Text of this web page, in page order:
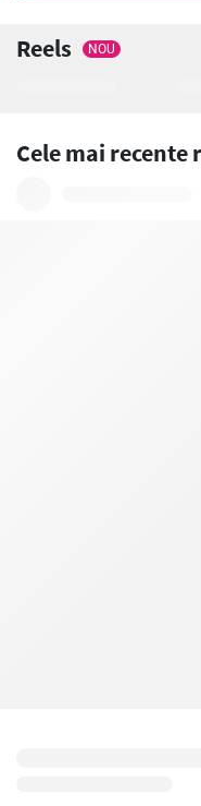
Reels NOU
Cele mai recente